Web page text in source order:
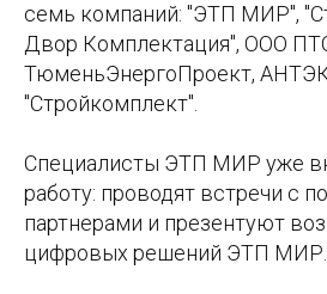
семь компаний: "ЭТП МИР",
Двор Комплектация", ООО
ТюменьЭнергоПроект, АНТЭК
"Стройкомплект".
Специалисты ЭТП МИР уже
работу: проводят встречи с
партнерами и презентуют
цифровых решений ЭТП МИР.